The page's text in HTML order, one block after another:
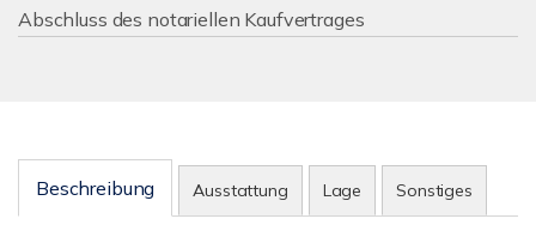
Abschluss des notariellen Kaufvertrages
Beschreibung Ausstattung Lage Sonstiges